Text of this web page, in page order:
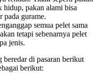
hidup, pakan alami bisa
pada gurame.
semua pelet sama
tetapi sebenarnya pelet
jenis.
beredar di pasaran berikut
berikut: